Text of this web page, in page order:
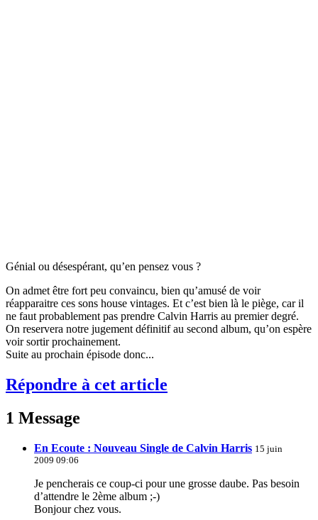
Génial ou désespérant, qu’en pensez vous ?
On admet être fort peu convaincu, bien qu’amusé de voir
réapparaitre ces sons house vintages. Et c’est bien là le piège, car il
ne faut probablement pas prendre Calvin Harris au premier degré.
On reservera notre jugement définitif au second album, qu’on espère
voir sortir prochainement.
Suite au prochain épisode donc...
Répondre à cet article
1 Message
En Ecoute : Nouveau Single de Calvin Harris 15 juin
2009 09:06
Je pencherais ce coup-ci pour une grosse daube. Pas besoin
d’attendre le 2ème album ;-)
Bonjour chez vous.